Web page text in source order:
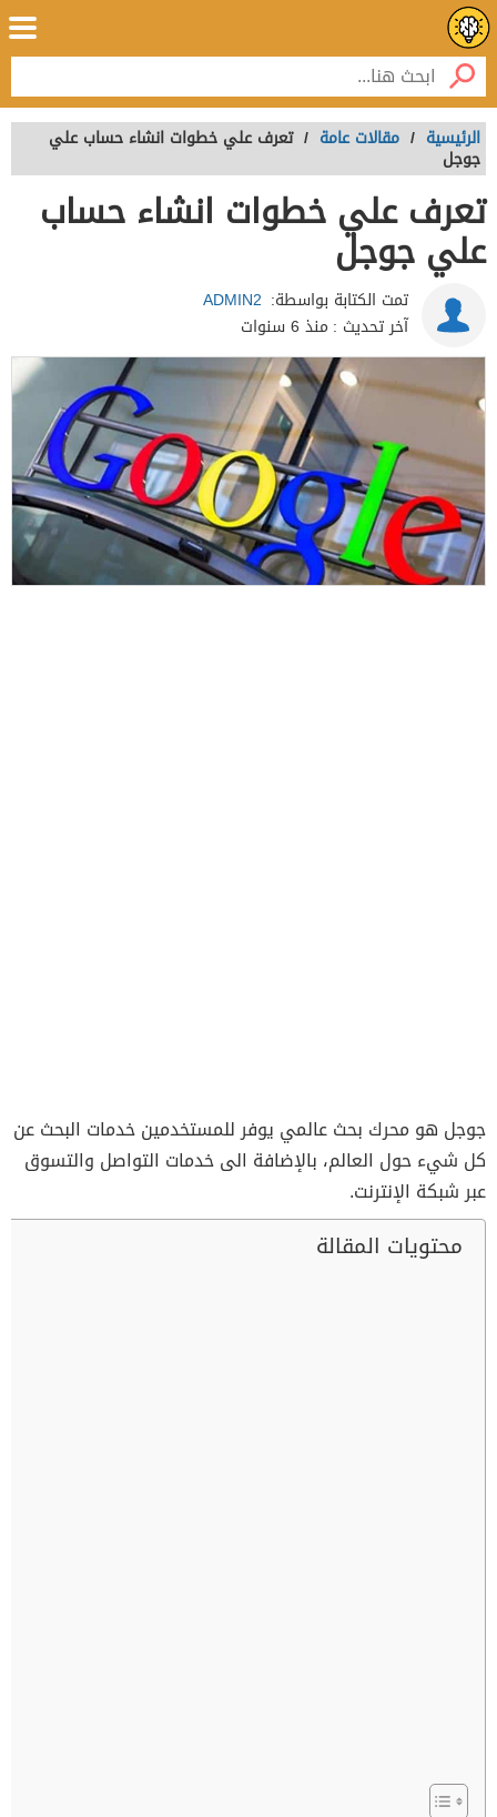
الرئيسية / مقالات عامة / تعرف علي خطوات انشاء حساب علي
جوجل
تعرف علي خطوات انشاء حساب
علي جوجل
تمت الكتابة بواسطة: ADMIN2
آخر تحديث : منذ 6 سنوات
جوجل هو محرك بحث عالمي يوفر للمستخدمين خدمات البحث عن
كل شيء حول العالم، بالإضافة الى خدمات التواصل والتسوق
عبر شبكة الإنترنت.
محتويات المقالة